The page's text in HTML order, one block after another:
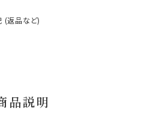
(返品など)
品説明